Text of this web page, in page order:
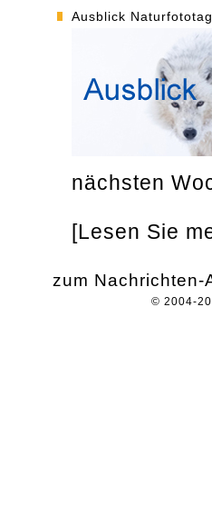
Ausblick
nächsten
[Lesen Sie
zum Nachrichten-
© 2004-